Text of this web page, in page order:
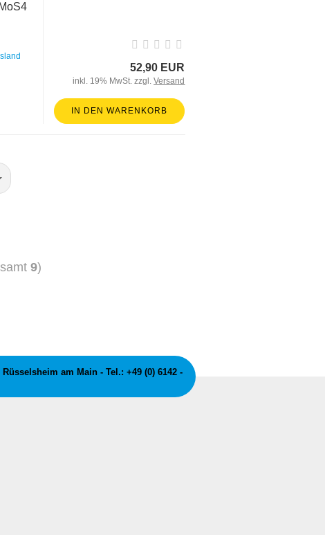
52,90 EUR
inkl. 19% MwSt. zzgl.Versand
IN DEN WARENKORB
9)
am Main - Tel.: +49 (0) 6142 -